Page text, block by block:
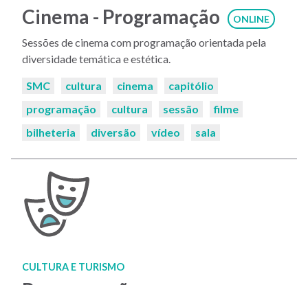
Cinema - Programação ONLINE
Sessões de cinema com programação orientada pela
diversidade temática e estética.
Palavras-
SMC cultura cinema
capitólio
programação
cultura sessão
filme
bilheteria
diversão vídeo sala
CULTURA E TURISMO